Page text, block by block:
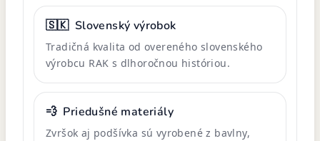
🇸🇰 Slovenský výrobok
Tradičná kvalita od overeného slovenského
výrobcu RAK s dlhoročnou históriou.
💨 Priedušné materiály
Zvršok aj podšívka sú vyrobené z bavlny,